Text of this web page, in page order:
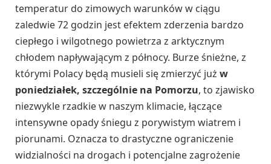
temperatur do zimowych warunków w ciągu
zaledwie 72 godzin jest efektem zderzenia bardzo
ciepłego i wilgotnego powietrza z arktycznym
chłodem napływającym z północy. Burze śnieżne, z
którymi Polacy będą musieli się zmierzyć już w
poniedziałek, szczególnie na Pomorzu, to zjawisko
niezwykle rzadkie w naszym klimacie, łączące
intensywne opady śniegu z porywistym wiatrem i
piorunami. Oznacza to drastyczne ograniczenie
widzialności na drogach i potencjalne zagrożenie